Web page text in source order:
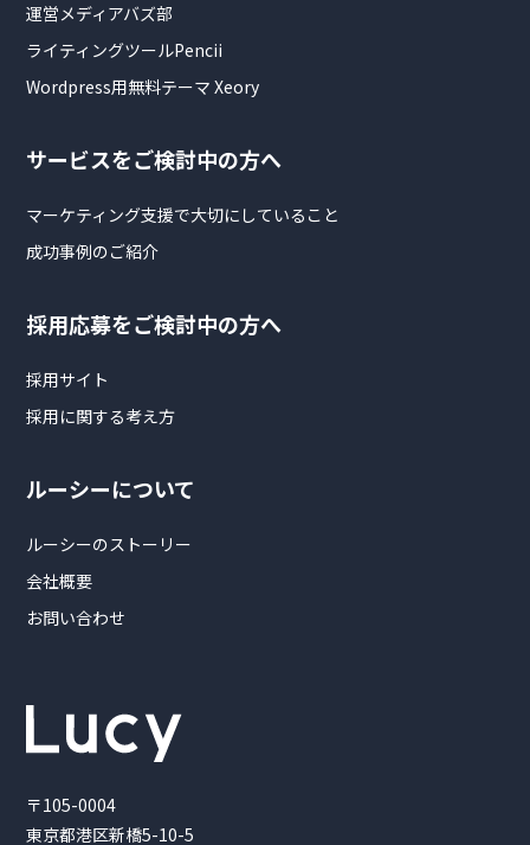
運営メディアバズ部
ライティングツールPencii
Wordpress用無料テーマ Xeory
サービスをご検討中の方へ
マーケティング支援で大切にしていること
成功事例のご紹介
採用応募をご検討中の方へ
採用サイト
採用に関する考え方
ルーシーについて
ルーシーのストーリー
会社概要
お問い合わせ
〒105-0004
東京都港区新橋5-10-5